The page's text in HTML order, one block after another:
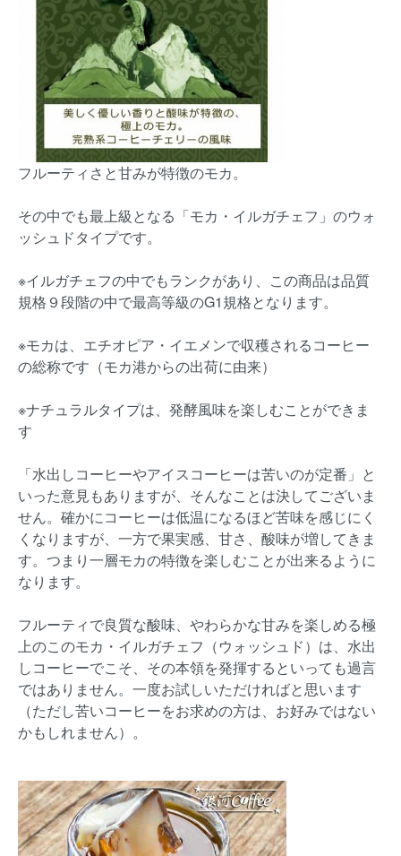
フルーティさと甘みが特徴のモカ。
その中でも最上級となる「モカ・イルガチェフ」のウォ
ッシュドタイプです。
※イルガチェフの中でもランクがあり、この商品は品質
規格９段階の中で最高等級のG1規格となります。
※モカは、エチオピア・イエメンで収穫されるコーヒー
の総称です（モカ港からの出荷に由来）
※ナチュラルタイプは、発酵風味を楽しむことができま
す
「水出しコーヒーやアイスコーヒーは苦いのが定番」と
いった意見もありますが、そんなことは決してございま
せん。確かにコーヒーは低温になるほど苦味を感じにく
くなりますが、一方で果実感、甘さ、酸味が増してきま
す。つまり一層モカの特徴を楽しむことが出来るように
なります。
フルーティで良質な酸味、やわらかな甘みを楽しめる極
上のこのモカ・イルガチェフ（ウォッシュド）は、水出
しコーヒーでこそ、その本領を発揮するといっても過言
ではありません。一度お試しいただければと思います
（ただし苦いコーヒーをお求めの方は、お好みではない
かもしれません）。